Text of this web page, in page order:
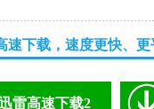
速下载，速度更快、更
雷高速下载2